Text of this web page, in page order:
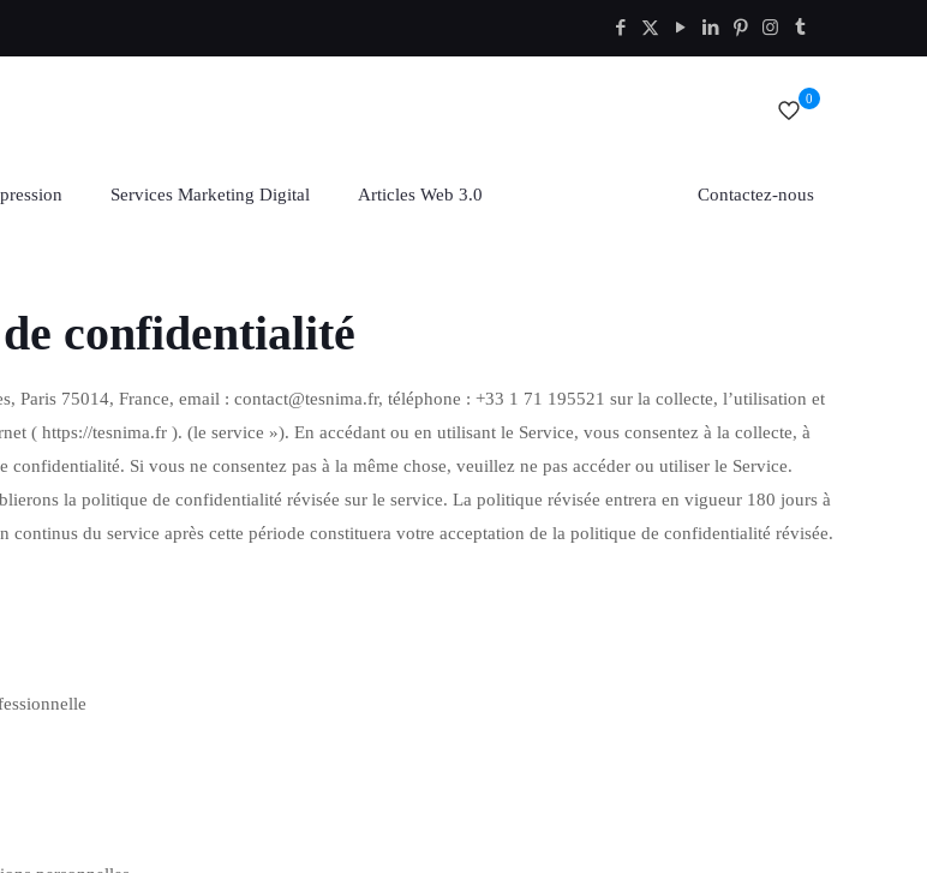
0
Services Marketing Digital Articles Web 3.0 Contactez-nous
confidentialité
Paris 75014, France, email : contact@tesnima.fr, téléphone : +33 1 71 195521 sur la collecte, l’utilisation et
( https://tesnima.fr ). (le service »). En accédant ou en utilisant le Service, vous consentez à la collecte, à
Si vous ne consentez pas à la même chose, veuillez ne pas accéder ou utiliser le Service.
la politique de confidentialité révisée sur le service. La politique révisée entrera en vigueur 180 jours à
du service après cette période constituera votre acceptation de la politique de confidentialité révisée.